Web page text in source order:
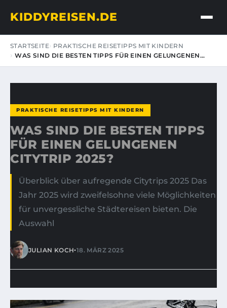
KIDDYREISEN.DE
STARTSEITE PRAKTISCHE REISETIPPS MIT KINDERN
WAS SIND DIE BESTEN TIPPS FÜR EINEN GELUNGENEN…
PRAKTISCHE REISETIPPS MIT KINDERN
WAS SIND DIE BESTEN TIPPS
FÜR EINEN GELUNGENEN
CITYTRIP 2025?
Überblick über aufregende Citytrips 2025 Das
Jahr 2025 wird zweifelsohne viele Möglichkeiten
für unvergessliche Städtereisen bieten. Die
Auswahl
JULIAN KOCH•18. MÄRZ 2025